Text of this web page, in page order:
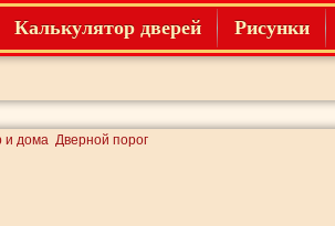
Калькулятор дверей Рисунки
и дома Дверной порог